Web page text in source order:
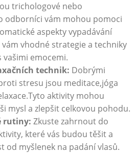
trichologové nebo
odborníci vám mohou pomoci
aspekty vypadávání
vhodné strategie a techniky
vašimi emocemi.
technik: Dobrými
stresu jsou meditace,jóga
aktivity mohou
mysl a zlepšit celkovou pohodu.
rutiny: Zkuste zahrnout do
které vás budou těšit a
od myšlenek na padání vlasů.